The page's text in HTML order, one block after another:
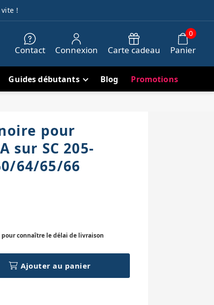
!
Contact Connexion Carte cadeau Panier
0
Guides débutants Blog Promotions
pour
sur SC 205-
64/65/66
connaître le délai de livraison
Ajouter au panier